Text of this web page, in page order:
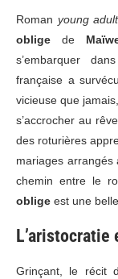
Roman young adult
oblige de
s’embarquer
française a
vicieuse que
s’accrocher au
des roturières
mariages arrangés
chemin entre le
oblige est une
Grinçant, le récit